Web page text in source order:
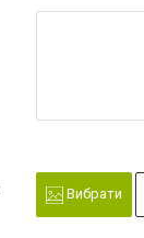
Вибрати